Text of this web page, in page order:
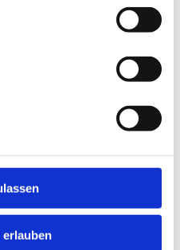
Arbeitsweise runden
Erfahrung im Bereich
onkologischer